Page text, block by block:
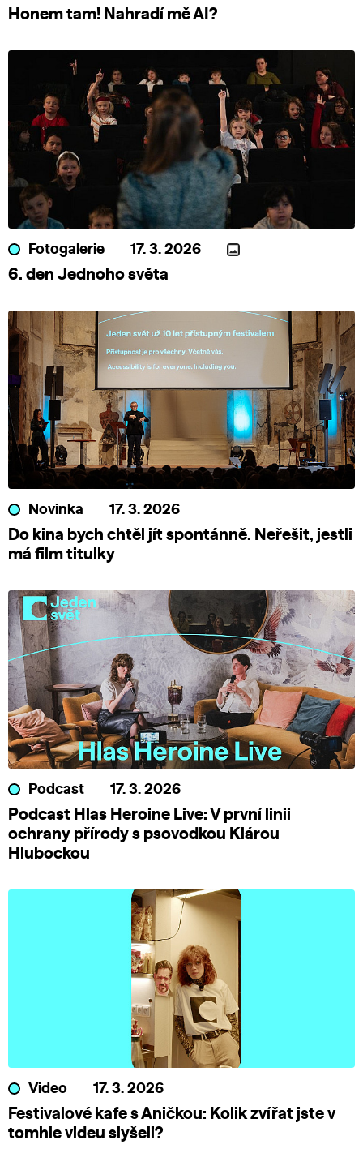
Honem tam! Nahradí mě AI?
Fotogalerie 17. 3. 2026
6. den Jednoho světa
Novinka 17. 3. 2026
Do kina bych chtěl jít spontánně. Neřešit, jestli
má film titulky
Podcast 17. 3. 2026
Podcast Hlas Heroine Live: V první linii
ochrany přírody s psovodkou Klárou
Hlubockou
Video 17. 3. 2026
Festivalové kafe s Aničkou: Kolik zvířat jste v
tomhle videu slyšeli?